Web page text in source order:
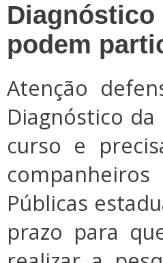
Diagnóstico
podem
Atenção
Diagnóstico
curso e
Públicas
prazo para